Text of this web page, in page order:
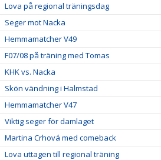
Lova på regional träningsdag
Seger mot Nacka
Hemmamatcher V49
F07/08 på träning med Tomas
KHK vs. Nacka
Skön vändning i Halmstad
Hemmamatcher V47
Viktig seger för damlaget
Martina Crhová med comeback
Lova uttagen till regional träning